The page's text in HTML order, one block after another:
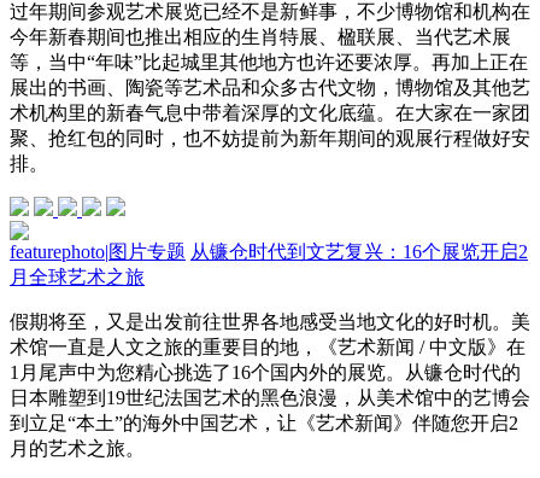
过年期间参观艺术展览已经不是新鲜事，不少博物馆和机构在
今年新春期间也推出相应的生肖特展、楹联展、当代艺术展
等，当中“年味”比起城里其他地方也许还要浓厚。再加上正在
展出的书画、陶瓷等艺术品和众多古代文物，博物馆及其他艺
术机构里的新春气息中带着深厚的文化底蕴。在大家在一家团
聚、抢红包的同时，也不妨提前为新年期间的观展行程做好安
排。
featurephoto|图片专题 从镰仓时代到文艺复兴：16个展览开启2
月全球艺术之旅
假期将至，又是出发前往世界各地感受当地文化的好时机。美
术馆一直是人文之旅的重要目的地，《艺术新闻 / 中文版》在
1月尾声中为您精心挑选了16个国内外的展览。从镰仓时代的
日本雕塑到19世纪法国艺术的黑色浪漫，从美术馆中的艺博会
到立足“本土”的海外中国艺术，让《艺术新闻》伴随您开启2
月的艺术之旅。